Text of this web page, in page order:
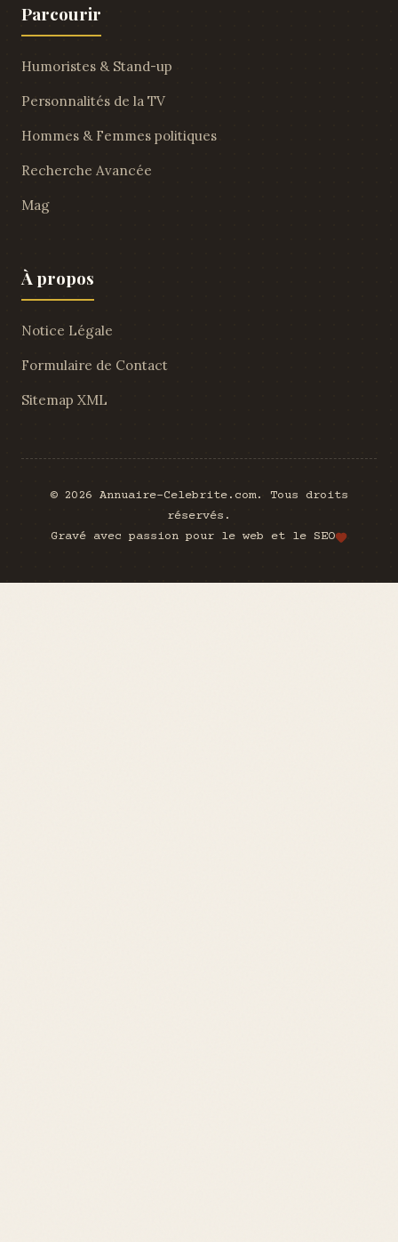
Parcourir
Humoristes & Stand-up
Personnalités de la TV
Hommes & Femmes politiques
Recherche Avancée
Mag
À propos
Notice Légale
Formulaire de Contact
Sitemap XML
© 2026 Annuaire-Celebrite.com. Tous droits
réservés.
Gravé avec passion pour le web et le SEO